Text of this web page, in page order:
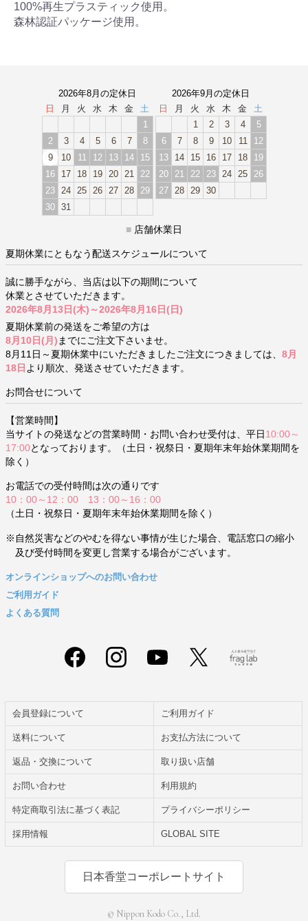
100%再生プラスティック使用。
森林認証パッケージ使用。
2026年8月の定休日
日
月 火 水 木 金
土
1
2
3 4 5 6 7
8
9
10 11 12 13 14
15
16
17 18 19 20 21
22
23 24 25 26 27 28
29
30 31
2026年9月の定休日
日
月 火 水 木 金
土
1
2 3 4
5
6
7 8 9 10 11
12
13
14 15 16 17 18
19
20
21 22 23 24 25
26
27 28 29 30
■ 店舗休業日
夏期休業にともなう配送スケジュールについて
誠に勝手ながら、当店は以下の期間について
休業とさせていただきます。
2026年8月13日(木)～2026年8月16日(日)
夏期休業前の発送をご希望の方は
8月10日(月) までにご注文下さいませ。
8月11日～夏期休業中にいただきましたご注文につきましては、 8月
18日 より順次、発送させていただきます。
お問合せについて
【営業時間】
当サイトの発送などの営業時間・お問い合わせ受付は、平日 10:00～
17:00となっております。（土日・祝祭日・夏期年末年始休業期間を
除く）
お電話での受付時間は次の通りです
10：00～12：00 13：00～16：00
（土日・祝祭日・夏期年末年始休業期間を除く）
※自然災害などのやむを得ない事情が生じた場合、電話窓口の縮小
及び受付時間を変更し営業する場合がございます。
オンラインショップへのお問い合わせ
ご利用ガイド
よくある質問
会員登録について ご利用ガイド
送料について お支払方法について
返品・交換について 取り扱い店舗
お問い合わせ 利用規約
特定商取引法に基づく表記 プライバシーポリシー
採用情報 GLOBAL SITE
日本香堂コーポレートサイト
© Nippon Kodo Co., Ltd.